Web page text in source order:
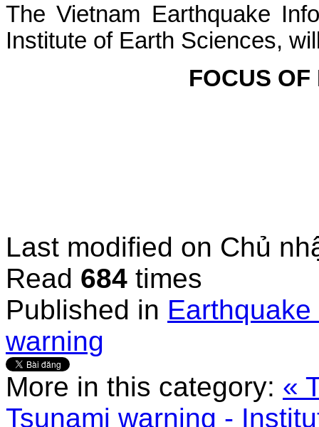
The Vietnam Earthquake
Institute of Earth Sciences,
FOCUS
Last modified on Chủ
Read 684 times
Published in
warning
More in this category: «
Tsunami warning -